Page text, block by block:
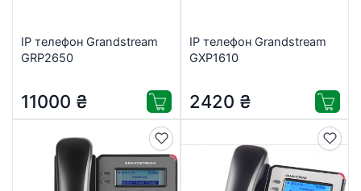
IP телефон Grandstream
GRP2650
11000 ₴
IP телефон Grandstream
GXP1610
2420 ₴